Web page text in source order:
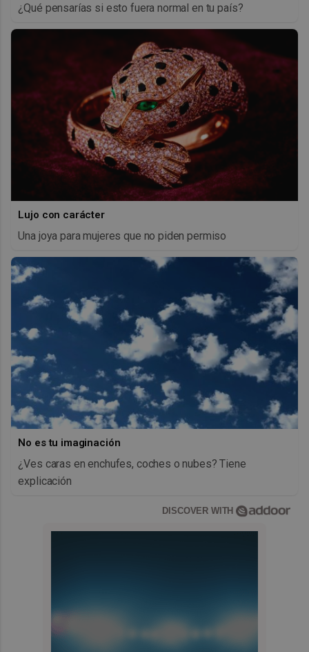
¿Qué pensarías si esto fuera normal en tu país?
Lujo con carácter
Una joya para mujeres que no piden permiso
No es tu imaginación
¿Ves caras en enchufes, coches o nubes? Tiene
explicación
DISCOVER WITH